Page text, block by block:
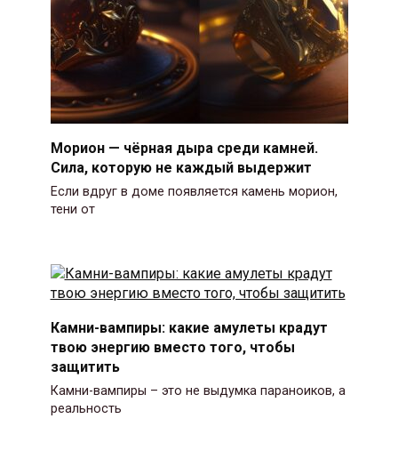
Морион — чёрная дыра среди камней.
Сила, которую не каждый выдержит
Если вдруг в доме появляется камень морион,
тени от
Камни-вампиры: какие амулеты крадут
твою энергию вместо того, чтобы
защитить
Камни-вампиры – это не выдумка параноиков, а
реальность